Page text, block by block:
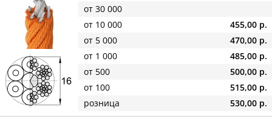
от 30 000
от 10 000
455,00 р.
от 5 000
470,00 р.
от 1 000
485,00 р.
от 500
500,00 р.
от 100
515,00 р.
розница
530,00 р.